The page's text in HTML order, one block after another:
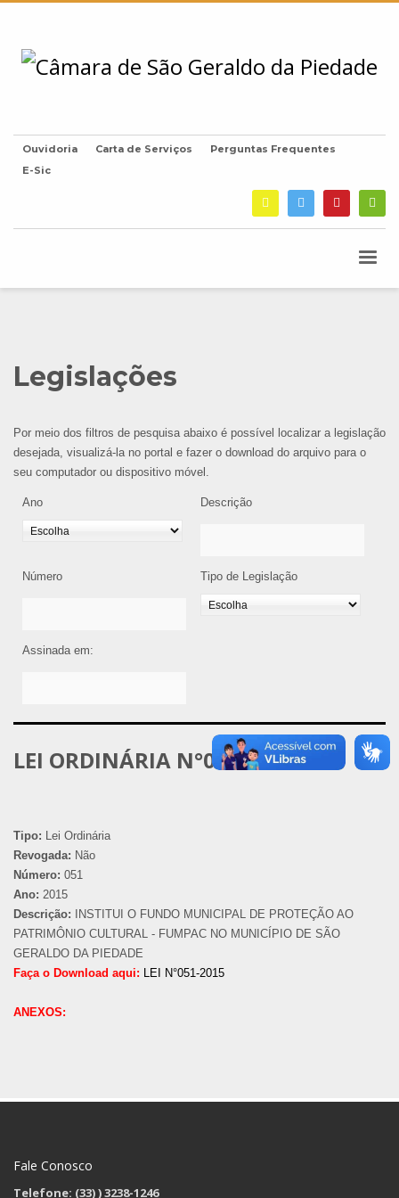
Ouvidoria Carta de Serviços
Perguntas Frequentes
E-Sic
Legislações
Por meio dos filtros de pesquisa abaixo é possível localizar a legislação
desejada, visualizá-la no portal e fazer o download do arquivo para o
seu computador ou dispositivo móvel.
Ano Descrição
Número Tipo de Legislação
Assinada em:
LEI ORDINÁRIA N°051-2015
Tipo: Lei Ordinária
Revogada: Não
Número: 051
Ano: 2015
Descrição: INSTITUI O FUNDO MUNICIPAL DE PROTEÇÃO AO
PATRIMÔNIO CULTURAL - FUMPAC NO MUNICÍPIO DE SÃO
GERALDO DA PIEDADE
Faça o Download aqui: LEI N°051-2015
ANEXOS:
Fale Conosco
Telefone: (33)) 3238-1246